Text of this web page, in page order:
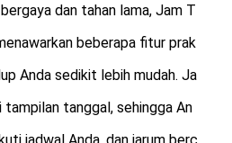
dan tahan lama, Jam T
beberapa fitur prak
Anda sedikit lebih mudah. Ja
tampilan tanggal, sehingga An